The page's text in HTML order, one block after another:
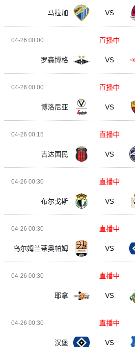
马拉加 VS
04-26 00:00
罗森博格 VS
直播中
04-26 00:00
博洛尼亚 VS
直播中
04-26 00:15
吉达国民 VS
直播中
04-26 00:30
布尔戈斯 VS
直播中
04-26 00:30
乌尔姆兰蒂奥帕姆 VS
直播中
04-26 00:30
耶拿 VS
直播中
04-26 00:30
汉堡 VS
直播中